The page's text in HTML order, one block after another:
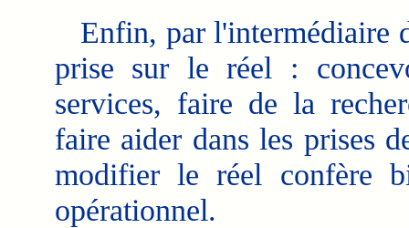
Enfin, par l'intermédiaire
prise sur le réel :
services, faire de la
faire aider dans les prises
modifier le réel confère
opérationnel.